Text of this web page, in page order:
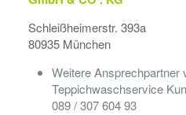
Schleißheimerstr. 393a
80935 München
Weitere Ansprechpartner
Teppichwaschservice
089 / 307 604 93